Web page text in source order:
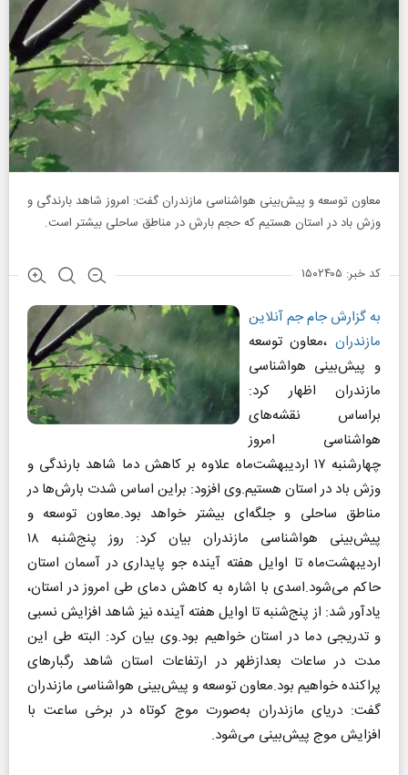
معاون توسعه و پیش‌بینی هواشناسی مازندران گفت: امروز شاهد بارندگی و
وزش باد در استان هستیم که حجم بارش در مناطق ساحلی بیشتر است.
کد خبر: ۱۵۰۲۴۰۵
به گزارش جام جم آنلاین
مازندران ،معاون توسعه
و پیش‌بینی هواشناسی
مازندران اظهار کرد:
براساس نقشه‌های
هواشناسی امروز
چهارشنبه ۱۷ اردیبهشت‌ماه علاوه بر کاهش دما شاهد بارندگی و
وزش باد در استان هستیم.وی افزود: براین اساس شدت بارش‌ها در
مناطق ساحلی و جلگه‌ای بیشتر خواهد بود.معاون توسعه و
پیش‌بینی هواشناسی مازندران بیان کرد: روز پنج‌شنبه ۱۸
اردیبهشت‌ماه تا اوایل هفته آینده جو پایداری در آسمان استان
حاکم می‌شود.اسدی با اشاره به کاهش دمای طی امروز در استان،
یادآور شد: از پنج‌شنبه تا اوایل هفته آینده نیز شاهد افزایش نسبی
و تدریجی دما در استان خواهیم بود.وی بیان کرد: البته طی این
مدت در ساعات بعدازظهر در ارتفاعات استان شاهد رگبارهای
پراکنده خواهیم بود.معاون توسعه و پیش‌بینی هواشناسی مازندران
گفت: دریای مازندران به‌صورت موج کوتاه در برخی ساعت با
افزایش موج پیش‌بینی می‌شود.